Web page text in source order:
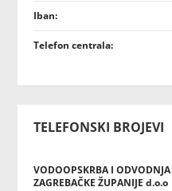
Iban:
Telefon centrala:
TELEFONSKI BROJEVI
VODOOPSKRBA I ODVODNJA
ZAGREBAČKE ŽUPANIJE d.o.o